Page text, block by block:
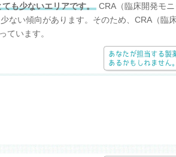
も少ないエリアです。CRA（臨床開発モ
ない傾向があります。そのため、CRA（臨
ています。